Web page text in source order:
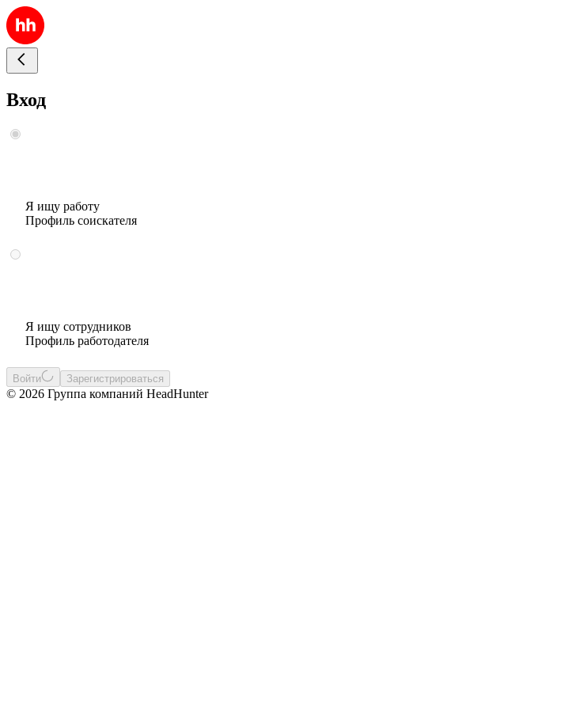
Вход
Я ищу работу
Профиль соискателя
Я ищу сотрудников
Профиль работодателя
Войти Зарегистрироваться
© 2026 Группа компаний HeadHunter